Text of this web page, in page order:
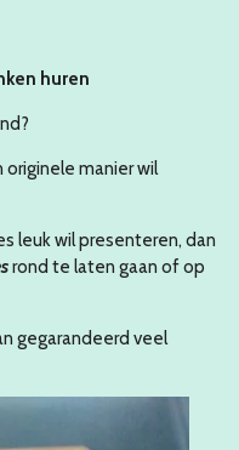
huren
manier wil
leuk wil presenteren, dan
rond te laten gaan of op
gegarandeerd veel